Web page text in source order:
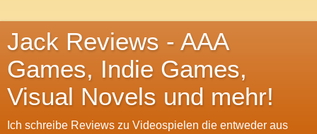
Jack Reviews - AAA
Games, Indie Games,
Visual Novels und mehr!
Ich schreibe Reviews zu Videospielen die entweder aus